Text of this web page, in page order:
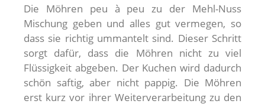
Die Möhren peu à peu zu der Mehl-Nuss
Mischung geben und alles gut vermegen, so
dass sie richtig ummantelt sind. Dieser Schritt
sorgt dafür, dass die Möhren nicht zu viel
Flüssigkeit abgeben. Der Kuchen wird dadurch
schön saftig, aber nicht pappig. Die Möhren
erst kurz vor ihrer Weiterverarbeitung zu den